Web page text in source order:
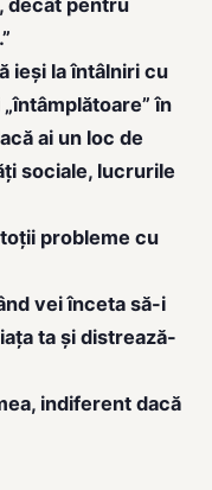
ieși la întâlniri cu
în
ai un loc de
sociale, lucrurile
probleme cu
vei înceta să-i
ta și distrează-
indiferent dacă